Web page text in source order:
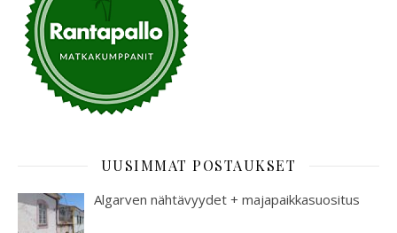
UUSIMMAT POSTAUKSET
Algarven nähtävyydet + majapaikkasuositus